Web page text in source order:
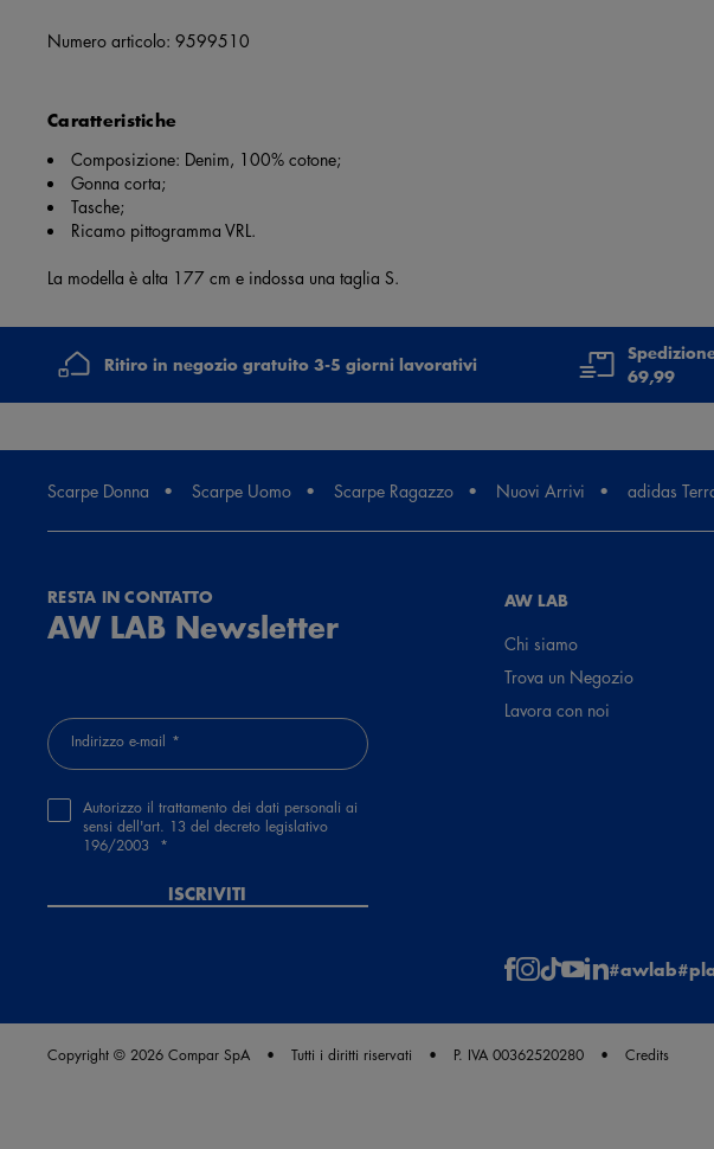
Numero articolo: 9599510
Caratteristiche
Composizione: Denim, 100% cotone;
Gonna corta;
Tasche;
Ricamo pittogramma VRL.
La modella è alta 177 cm e indossa una taglia S.
Ritiro in negozio gratuito 3-5 giorni lavorativi
69,99
Scarpe Donna Scarpe Uomo Scarpe Ragazzo Nuovi Arrivi adidas
RESTA IN CONTATTO
AW LAB Newsletter
Indirizzo e-mail
Autorizzo il trattamento dei dati personali ai
sensi dell'art. 13 del decreto legislativo
196/2003
ISCRIVITI
AW LAB
Chi siamo
Trova un Negozio
Lavora con noi
#awlab
Copyright © 2026 Compar SpA Tutti i diritti riservati P. IVA 00362520280 Credits